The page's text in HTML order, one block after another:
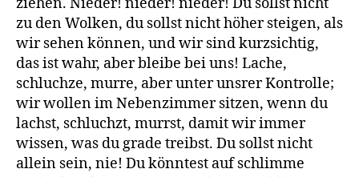
zu den Wolken, du sollst nicht höher steigen, als
wir sehen können, und wir sind kurzsichtig,
das ist wahr, aber bleibe bei uns! Lache,
schluchze, murre, aber unter unsrer Kontrolle;
wir wollen im Nebenzimmer sitzen, wenn du
lachst, schluchzt, murrst, damit wir immer
wissen, was du grade treibst. Du sollst nicht
allein sein, nie! Du könntest auf schlimme